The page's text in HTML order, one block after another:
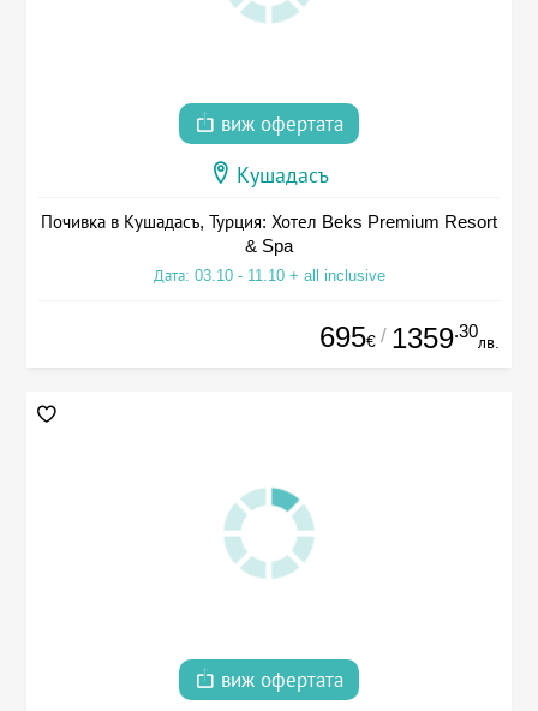
виж офертата
Кушадасъ
Почивка в Кушадасъ, Турция: Хотел Beks Premium Resort
& Spa
Дата: 03.10 - 11.10 + all inclusive
695€ / 1359.30
лв.
виж офертата